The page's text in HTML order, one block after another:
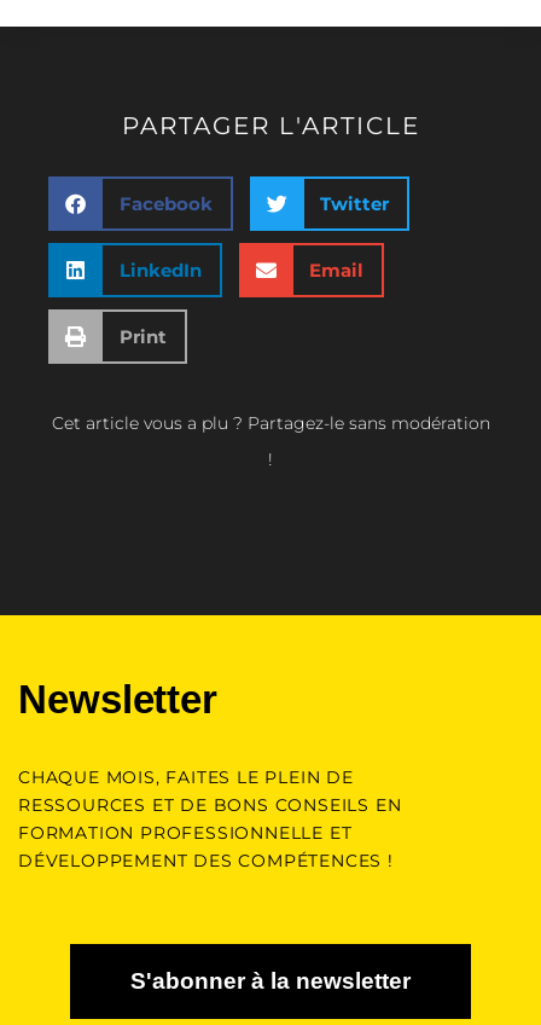
PARTAGER L'ARTICLE
Facebook Twitter
LinkedIn Email
Print
Cet article vous a plu ? Partagez-le sans modération
!
Newsletter
CHAQUE MOIS, FAITES LE PLEIN DE
RESSOURCES ET DE BONS CONSEILS EN
FORMATION PROFESSIONNELLE ET
DÉVELOPPEMENT DES COMPÉTENCES !
S'abonner à la newsletter